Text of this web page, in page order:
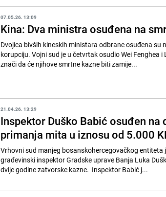
07.05.26. 13:09
Kina: Dva ministra osuđena na
Dvojica bivših kineskih ministara odbrane osuđena su
korupciju. Vojni sud je u četvrtak osudio Wei Fenghea
znači da će njihove smrtne kazne biti zamije...
21.04.26. 13:29
Inspektor Duško Babić osuđen na
primanja mita u iznosu od 5.000
Vrhovni sud manjeg bosanskohercegovačkog
građevinski inspektor Gradske uprave Banja Luka
dvije godine zatvorske kazne. Inspektor Babić j...